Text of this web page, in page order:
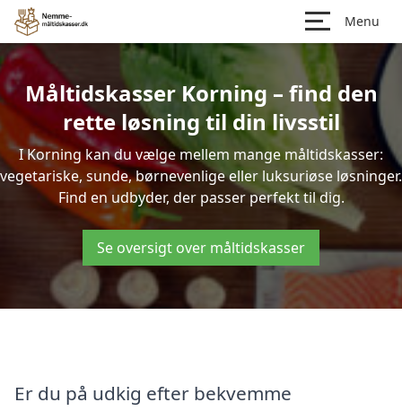
Menu
Måltidskasser Korning – find den
rette løsning til din livsstil
I Korning kan du vælge mellem mange måltidskasser:
vegetariske, sunde, børnevenlige eller luksuriøse løsninger.
Find en udbyder, der passer perfekt til dig.
Se oversigt over måltidskasser
Er du på udkig efter bekvemme